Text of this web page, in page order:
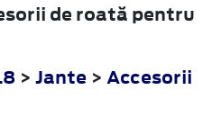
de roată pentru
> Jante > Accesorii